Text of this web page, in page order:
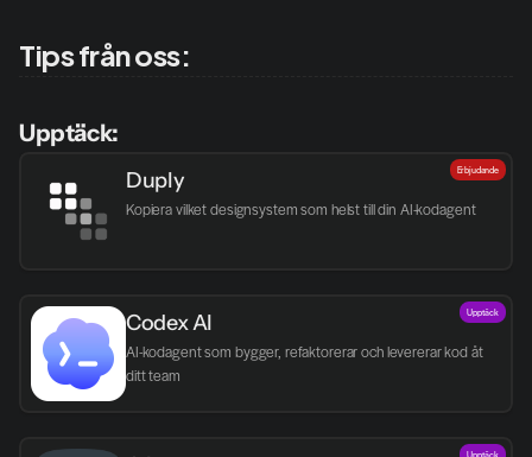
Tips från oss:
Upptäck:
Duply
Kopiera vilket designsystem som helst till din AI-kodagent
Erbjudande
Codex AI
AI-kodagent som bygger, refaktorerar och levererar kod åt
ditt team
Upptäck
Upptäck